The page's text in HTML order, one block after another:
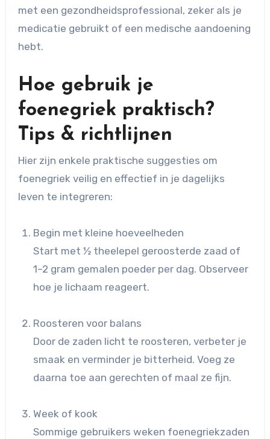
met een gezondheidsprofessional, zeker als je
medicatie gebruikt of een medische aandoening
hebt.
Hoe gebruik je
foenegriek praktisch?
Tips & richtlijnen
Hier zijn enkele praktische suggesties om
foenegriek veilig en effectief in je dagelijks
leven te integreren:
Begin met kleine hoeveelheden
Start met ½ theelepel geroosterde zaad of
1–2 gram gemalen poeder per dag. Observeer
hoe je lichaam reageert.
Roosteren voor balans
Door de zaden licht te roosteren, verbeter je
smaak en verminder je bitterheid. Voeg ze
daarna toe aan gerechten of maal ze fijn.
Week of kook
Sommige gebruikers weken foenegriekzaden